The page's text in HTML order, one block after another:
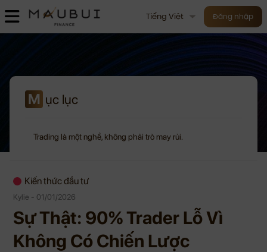
Tiếng Việt Đăng nhập
M ục lục
Trading là một nghề, không phải trò may rủi.
Kiến thức đầu tư
Kylie - 01/01/2026
Sự Thật: 90% Trader Lỗ Vì
Không Có Chiến Lược